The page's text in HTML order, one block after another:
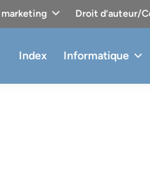
marketing Droit d’auteur/
Index Informatique